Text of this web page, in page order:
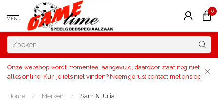
MENU
0
Onze webshop wordt momenteel aangevuld, daardoor staat nog niet
alles online. Kun je iets niet vinden? Neem gerust contact met ons op!
Home / Merken / Sam & Julia